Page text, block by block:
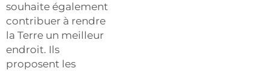
souhaite également
contribuer à rendre
la Terre un meilleur
endroit. Ils
proposent les